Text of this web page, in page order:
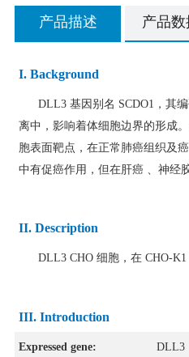
产品描述 产品
I. Background
DLL3 基因别名 SCDO1，其编
离中，影响着体细胞边界的形成
胞表面靶点，在正常肺癌组织及
中有促癌作用，但在肝癌 、神经
II. Description
DLL3 CHO 细胞，在 CHO-K1
III. Introduction
Expressed gene: DLL3